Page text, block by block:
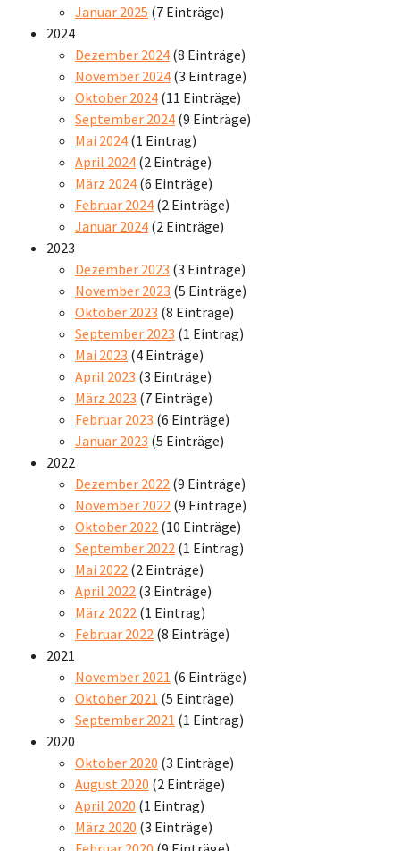
Januar 2025 (7 Einträge)
2024
Dezember 2024 (8 Einträge)
November 2024 (3 Einträge)
Oktober 2024 (11 Einträge)
September 2024 (9 Einträge)
Mai 2024 (1 Eintrag)
April 2024 (2 Einträge)
März 2024 (6 Einträge)
Februar 2024 (2 Einträge)
Januar 2024 (2 Einträge)
2023
Dezember 2023 (3 Einträge)
November 2023 (5 Einträge)
Oktober 2023 (8 Einträge)
September 2023 (1 Eintrag)
Mai 2023 (4 Einträge)
April 2023 (3 Einträge)
März 2023 (7 Einträge)
Februar 2023 (6 Einträge)
Januar 2023 (5 Einträge)
2022
Dezember 2022 (9 Einträge)
November 2022 (9 Einträge)
Oktober 2022 (10 Einträge)
September 2022 (1 Eintrag)
Mai 2022 (2 Einträge)
April 2022 (3 Einträge)
März 2022 (1 Eintrag)
Februar 2022 (8 Einträge)
2021
November 2021 (6 Einträge)
Oktober 2021 (5 Einträge)
September 2021 (1 Eintrag)
2020
Oktober 2020 (3 Einträge)
August 2020 (2 Einträge)
April 2020 (1 Eintrag)
März 2020 (3 Einträge)